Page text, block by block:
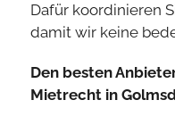
Dafür koordinieren
damit wir keine
Den besten
Mietrecht in